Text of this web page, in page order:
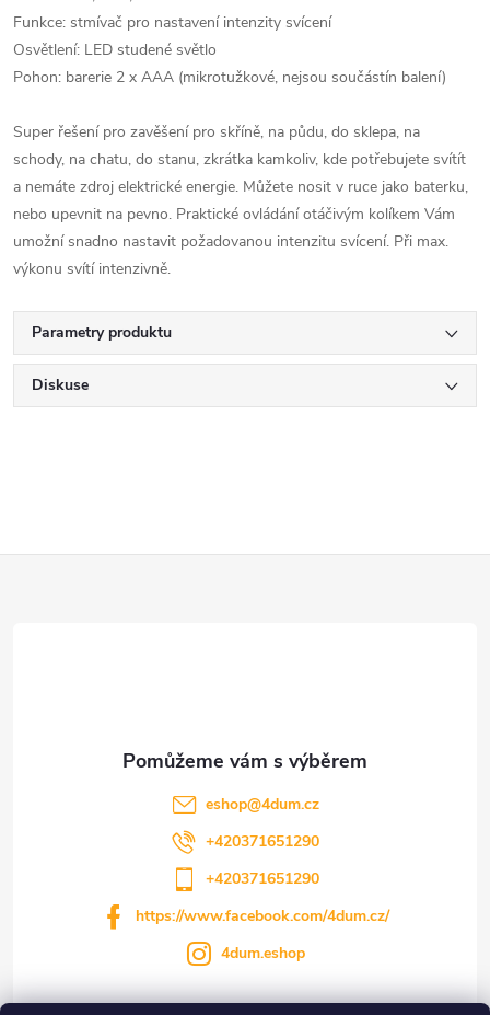
Funkce: stmívač pro nastavení intenzity svícení
Osvětlení: LED studené světlo
Pohon: barerie 2 x AAA (mikrotužkové, nejsou součástín balení)
Super řešení pro zavěšení pro skříně, na půdu, do sklepa, na
schody, na chatu, do stanu, zkrátka kamkoliv, kde potřebujete svítít
a nemáte zdroj elektrické energie. Můžete nosit v ruce jako baterku,
nebo upevnit na pevno. Praktické ovládání otáčivým kolíkem Vám
umožní snadno nastavit požadovanou intenzitu svícení. Při max.
výkonu svítí intenzivně.
Parametry produktu
Diskuse
eshop@4dum.cz
+420371651290
+420371651290
https://www.facebook.com/4dum.cz/
4dum.eshop